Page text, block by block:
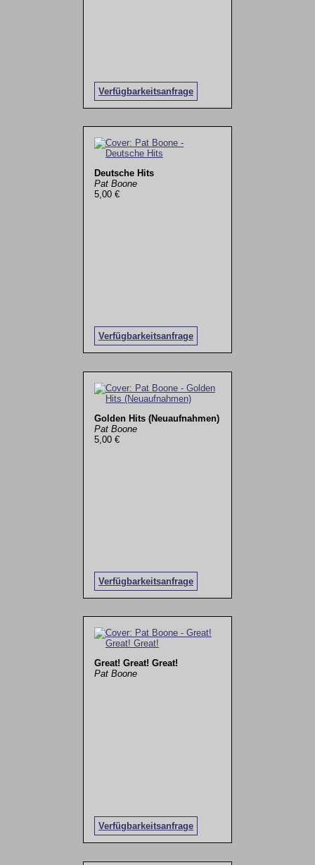
Verfügbarkeitsanfrage
Deutsche Hits
Pat Boone
5,00 €
Verfügbarkeitsanfrage
Golden Hits (Neuaufnahmen)
Pat Boone
5,00 €
Verfügbarkeitsanfrage
Great! Great! Great!
Pat Boone
Verfügbarkeitsanfrage